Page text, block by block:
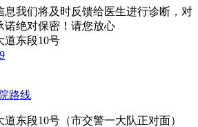
息我们将及时反馈给医生进行诊断，对
诺绝对保密！请您放心
道东段10号
路线
东段10号（市交警一大队正对面）